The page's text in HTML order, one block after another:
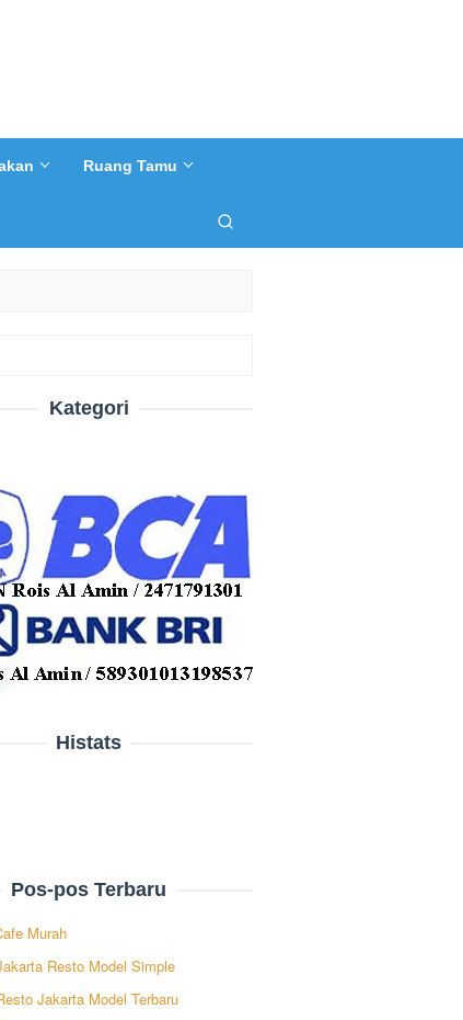
Ruang Tamu
Kategori
Histats
Pos-pos Terbaru
Murah
Resto Model Simple
Jakarta Model Terbaru